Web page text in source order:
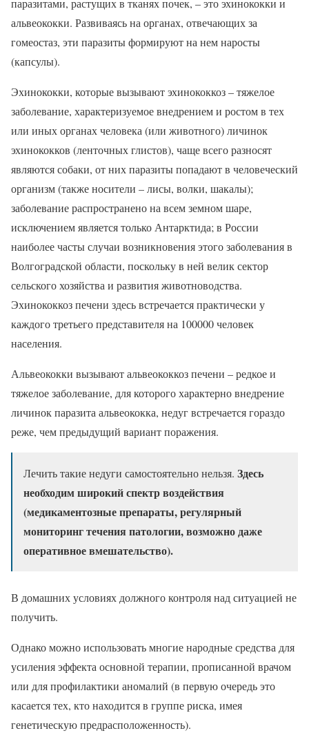
паразитами, растущих в тканях почек, – это эхинококки и
альвеококки. Развиваясь на органах, отвечающих за
гомеостаз, эти паразиты формируют на нем наросты
(капсулы).
Эхинококки, которые вызывают эхинококкоз – тяжелое
заболевание, характеризуемое внедрением и ростом в тех
или иных органах человека (или животного) личинок
эхинококков (ленточных глистов), чаще всего разносят
являются собаки, от них паразиты попадают в человеческий
организм (также носители – лисы, волки, шакалы);
заболевание распространено на всем земном шаре,
исключением является только Антарктида; в России
наиболее часты случаи возникновения этого заболевания в
Волгоградской области, поскольку в ней велик сектор
сельского хозяйства и развития животноводства.
Эхинококкоз печени здесь встречается практически у
каждого третьего представителя на 100000 человек
населения.
Альвеококки вызывают альвеококкоз печени – редкое и
тяжелое заболевание, для которого характерно внедрение
личинок паразита альвеококка, недуг встречается гораздо
реже, чем предыдущий вариант поражения.
Лечить такие недуги самостоятельно нельзя. Здесь
необходим широкий спектр воздействия
(медикаментозные препараты, регулярный
мониторинг течения патологии, возможно даже
оперативное вмешательство).
В домашних условиях должного контроля над ситуацией не
получить.
Однако можно использовать многие народные средства для
усиления эффекта основной терапии, прописанной врачом
или для профилактики аномалий (в первую очередь это
касается тех, кто находится в группе риска, имея
генетическую предрасположенность).